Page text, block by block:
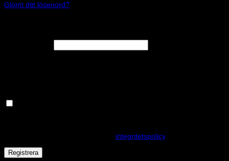
Glömt ditt lösenord?
integritetspolicy.
Registrera